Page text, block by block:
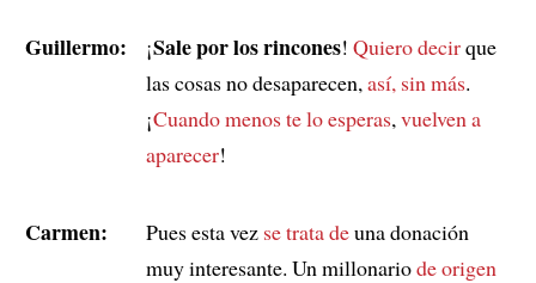
Guillermo: ¡Sale por los rincones! Quiero decirque
las cosas no desaparecen, así, sin más.
¡Cuando menos te lo esperas, vuelven a
aparecer!
Carmen: Pues esta vez se trata deuna donación
muy interesante. Un millonariode origen